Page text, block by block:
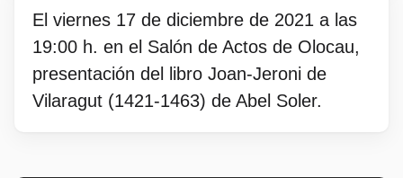
El viernes 17 de diciembre de 2021 a las
19:00 h. en el Salón de Actos de Olocau,
presentación del libro Joan-Jeroni de
Vilaragut (1421-1463) de Abel Soler.